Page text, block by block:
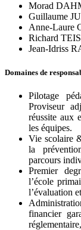
Morad
Guillaume
Anne-Laure
Richard
Jean-Idriss
Domaines de
Pilotage
Proviseur
réussite aux
les équipes.
Vie scolaire
la
parcours
Premier
l’école
l’évaluation
financier